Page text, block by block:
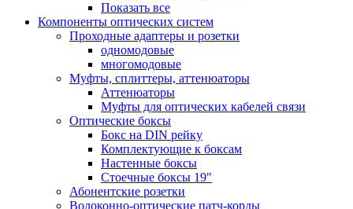
Показать все
Компоненты оптических систем
Проходные адаптеры и розетки
одномодовые
многомодовые
Муфты, сплиттеры, аттенюаторы
Аттенюаторы
Муфты для оптических кабелей связи
Оптические боксы
Бокс на DIN рейку
Комплектующие к боксам
Настенные боксы
Стоечные боксы 19"
Абонентские розетки
Волоконно-оптические патч-корды